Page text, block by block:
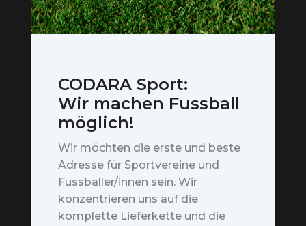
CODARA Sport:
Wir machen Fussball
möglich!
Wir möchten die erste und beste
Adresse für Sportvereine und
Fussballer/innen sein. Wir
konzentrieren uns auf die
komplette Lieferkette und die